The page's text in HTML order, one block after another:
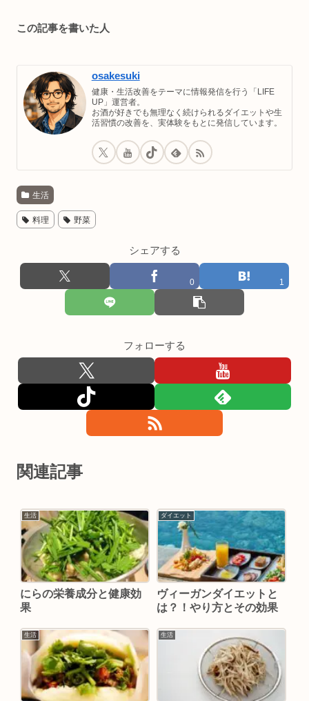
この記事を書いた人
osakesuki
健康・生活改善をテーマに情報発信を行う「LIFE
UP」運営者。
お酒が好きでも無理なく続けられるダイエットや生
活習慣の改善を、実体験をもとに発信しています。
生活
料理 野菜
シェアする
0 1
フォローする
関連記事
生活
にらの栄養成分と健康効
果
ダイエット
ヴィーガンダイエットと
は？！やり方とその効果
生活 生活